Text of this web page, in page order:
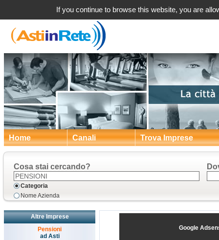
Home Canali Trova Imprese
Cosa stai cercando?
Categoria
Nome Azienda
Altre Imprese
Pensioni
ad Asti
Google
If you continue to browse this website, you are